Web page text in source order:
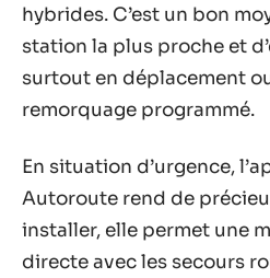
hybrides. C’est un bon
station la plus proche et
surtout en déplacement
remorquage programmé.
En situation d’urgence,
Autoroute rend de
installer, elle permet une
directe avec les secours